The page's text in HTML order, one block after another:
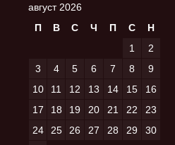
август 2026
П
В С Ч П С
Н
1
2
3
4 5 6 7 8
9
10
11 12 13 14 15
16
17
18 19 20 21 22
23
24
25 26 27 28 29 30